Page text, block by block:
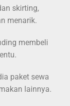
skirting,
menarik.
membeli
paket sewa
lainnya.